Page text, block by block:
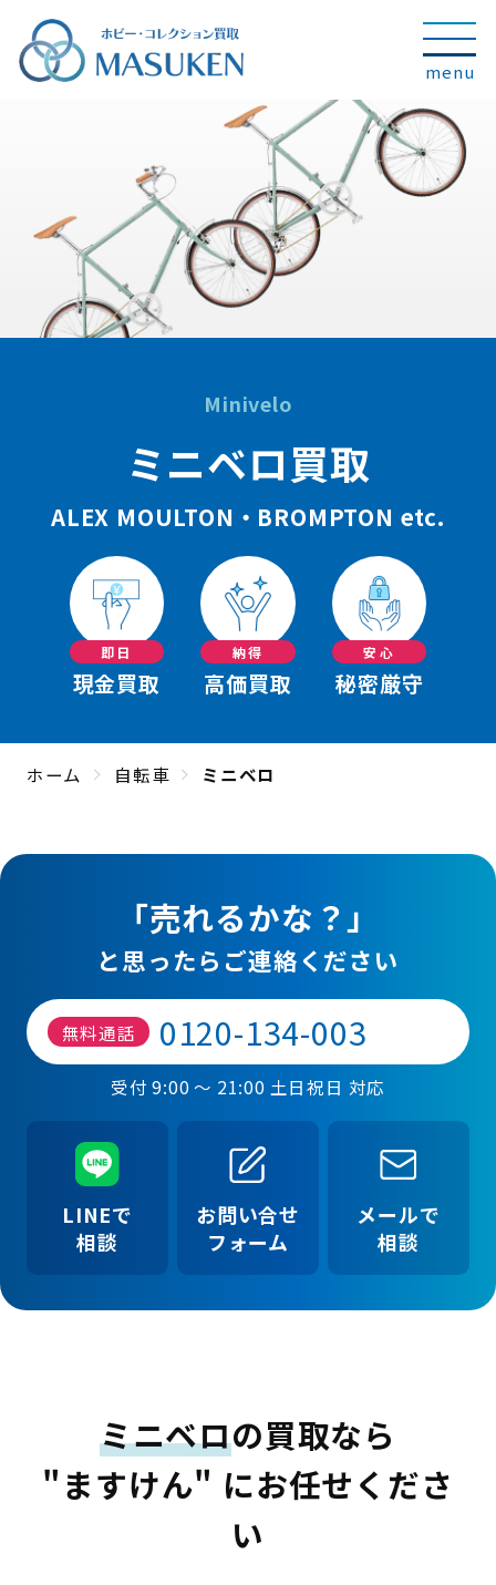
Minivelo
ミニベロ買取
ALEX MOULTON・BROMPTON etc.
即日
現金買取
納得
高価買取
安心
秘密厳守
ホーム 自転車 ミニベロ
「売れるかな？」
と思ったらご連絡ください
無料通話 0120-134-003
受付 9:00 ～ 21:00 土日祝日 対応
LINEで
相談
お問い合せ
フォーム
メールで
相談
ミニベロの買取なら
"ますけん" にお任せくださ
い